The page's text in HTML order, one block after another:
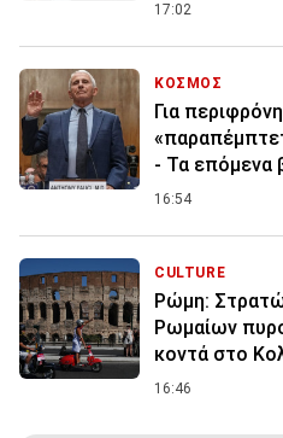
17:02
ΚΟΣΜΟΣ
Για
- Τα επόμενα
16:54
CULTURE
Ρώμη:
Ρωμαίων
κοντά στο
16:46